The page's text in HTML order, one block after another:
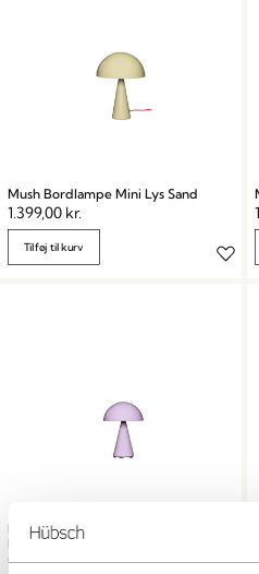
Mush Bordlampe Mini Lys Sand
1.399,00 kr.
Tilføj til kurv
Mush Transportabel Lampe Lys
Pink